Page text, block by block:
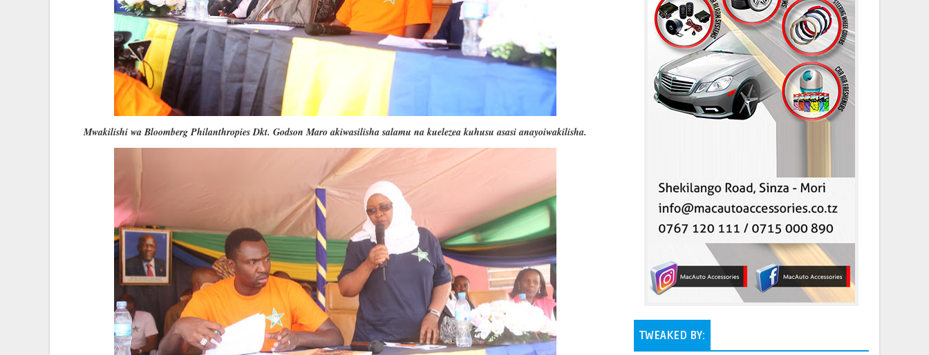
Mwakilishi wa Bloomberg Philanthropies Dkt. Godson Maro akiwasilisha salamu na kuelezea kuhusu asasi anayoiwakilisha.
TWEAKED BY: